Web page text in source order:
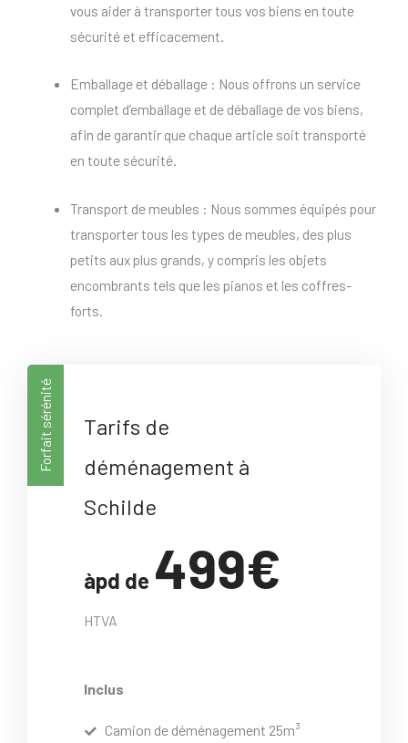
vous aider à transporter tous vos biens en toute
sécurité et efficacement.
Emballage et déballage : Nous offrons un service
complet d’emballage et de déballage de vos biens,
afin de garantir que chaque article soit transporté
en toute sécurité.
Transport de meubles : Nous sommes équipés pour
transporter tous les types de meubles, des plus
petits aux plus grands, y compris les objets
encombrants tels que les pianos et les coffres-
forts.
Forfait sérénité
Tarifs de
déménagement à
Schilde
àpd de 499€
HTVA
Inclus
Camion de déménagement 25m³